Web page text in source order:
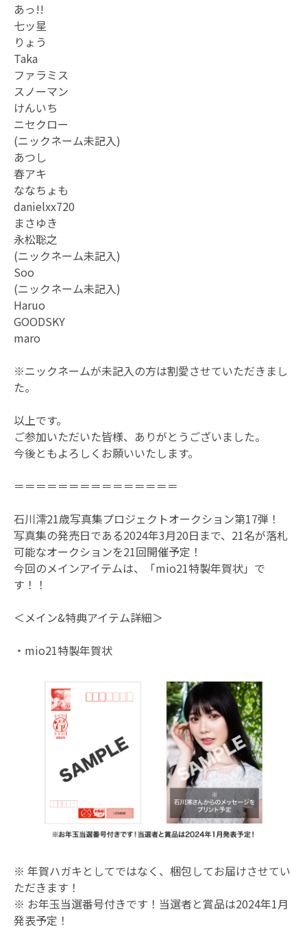
あっ!!
七ッ星
りょう
Taka
ファラミス
スノーマン
けんいち
ニセクロー
(ニックネーム未記入)
あつし
春アキ
ななちょも
danielxx720
まさゆき
永松聡之
(ニックネーム未記入)
Soo
(ニックネーム未記入)
Haruo
GOODSKY
maro
※ニックネームが未記入の方は割愛させていただきまし
た。
以上です。
ご参加いただいた皆様、ありがとうございました。
今後ともよろしくお願いいたします。
＝＝＝＝＝＝＝＝＝＝＝＝＝＝＝
石川澪21歳写真集プロジェクトオークション第17弾！
写真集の発売日である2024年3月20日まで、21名が落札
可能なオークションを21回開催予定！
今回のメインアイテムは、「mio21特製年賀状」で
す！！
＜メイン&特典アイテム詳細＞
・mio21特製年賀状
※ 年賀ハガキとしてではなく、梱包してお届けさせてい
ただきます！
※ お年玉当選番号付きです！当選者と賞品は2024年1月
発表予定！